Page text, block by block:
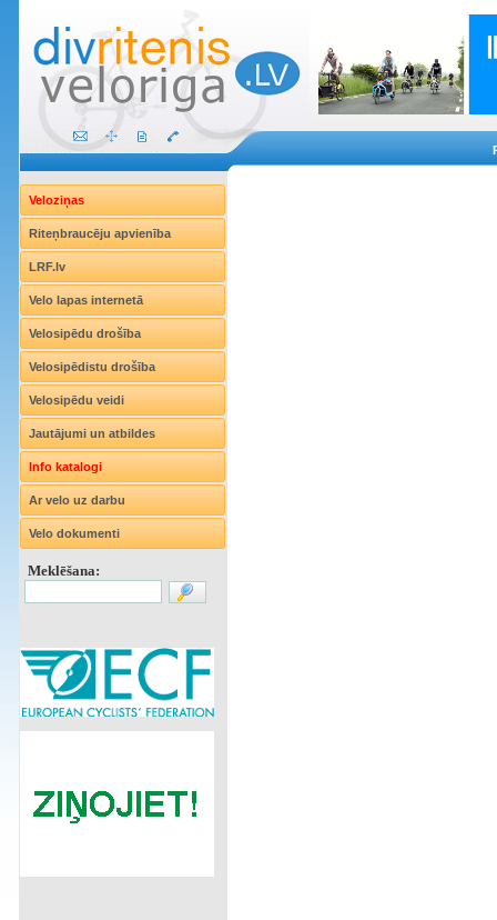
Veloziņas
Riteņbraucēju apvienība
LRF.lv
Velo lapas internetā
Velosipēdu drošība
Velosipēdistu drošība
Velosipēdu veidi
Jautājumi un atbildes
Info katalogi
Ar velo uz darbu
Velo dokumenti
Meklēšana: